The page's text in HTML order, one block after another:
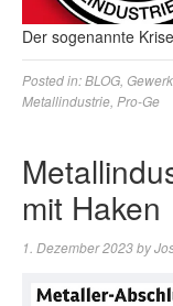
Der sogenannte
Posted in:BLOG
Metallindustrie Pro-Ge
mit Haken
1. Dezember 2023by